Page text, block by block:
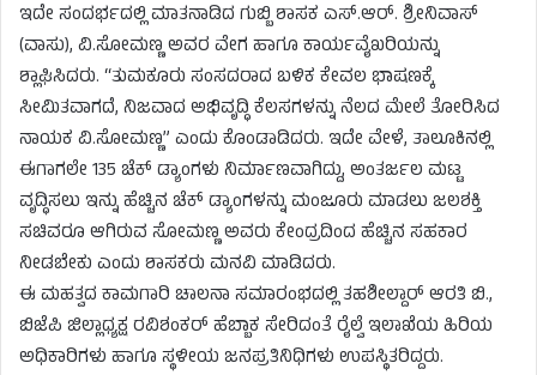
ಇದೇ ಸಂದರ್ಭದಲ್ಲಿ ಮಾತನಾಡಿದ ಗುಬ್ಬಿ ಶಾಸಕ ಎಸ್.ಆರ್. ಶ್ರೀನಿವಾಸ್
(ವಾಸು), ವಿ.ಸೋಮಣ್ಣ ಅವರ ವೇಗ ಹಾಗೂ ಕಾರ್ಯವೈಖರಿಯನ್ನು
ಶ್ಲಾಘಿಸಿದರು. “ತುಮಕೂರು ಸಂಸದರಾದ ಬಳಿಕ ಕೇವಲ ಭಾಷಣಕ್ಕೆ
ಸೀಮಿತವಾಗದೆ, ನಿಜವಾದ ಅಭಿವೃದ್ಧಿ ಕೆಲಸಗಳನ್ನು ನೆಲದ ಮೇಲೆ ತೋರಿಸಿದ
ನಾಯಕ ವಿ.ಸೋಮಣ್ಣ” ಎಂದು ಕೊಂಡಾಡಿದರು. ಇದೇ ವೇಳೆ, ತಾಲೂಕಿನಲ್ಲಿ
ಈಗಾಗಲೇ 135 ಚೆಕ್ ಡ್ಯಾಂಗಳು ನಿರ್ಮಾಣವಾಗಿದ್ದು, ಅಂತರ್ಜಲ ಮಟ್ಟ
ವೃದ್ಧಿಸಲು ಇನ್ನು ಹೆಚ್ಚಿನ ಚೆಕ್ ಡ್ಯಾಂಗಳನ್ನು ಮಂಜೂರು ಮಾಡಲು ಜಲಶಕ್ತಿ
ಸಚಿವರೂ ಆಗಿರುವ ಸೋಮಣ್ಣ ಅವರು ಕೇಂದ್ರದಿಂದ ಹೆಚ್ಚಿನ ಸಹಕಾರ
ನೀಡಬೇಕು ಎಂದು ಶಾಸಕರು ಮನವಿ ಮಾಡಿದರು.
ಈ ಮಹತ್ವದ ಕಾಮಗಾರಿ ಚಾಲನಾ ಸಮಾರಂಭದಲ್ಲಿ ತಹಶೀಲ್ದಾರ್ ಆರತಿ ಬಿ.,
ಬಿಜೆಪಿ ಜಿಲ್ಲಾಧ್ಯಕ್ಷ ರವಿಶಂಕರ್ ಹೆಬ್ಬಾಕ ಸೇರಿದಂತೆ ರೈಲ್ವೆ ಇಲಾಖೆಯ ಹಿರಿಯ
ಅಧಿಕಾರಿಗಳು ಹಾಗೂ ಸ್ಥಳೀಯ ಜನಪ್ರತಿನಿಧಿಗಳು ಉಪಸ್ಥಿತರಿದ್ದರು.